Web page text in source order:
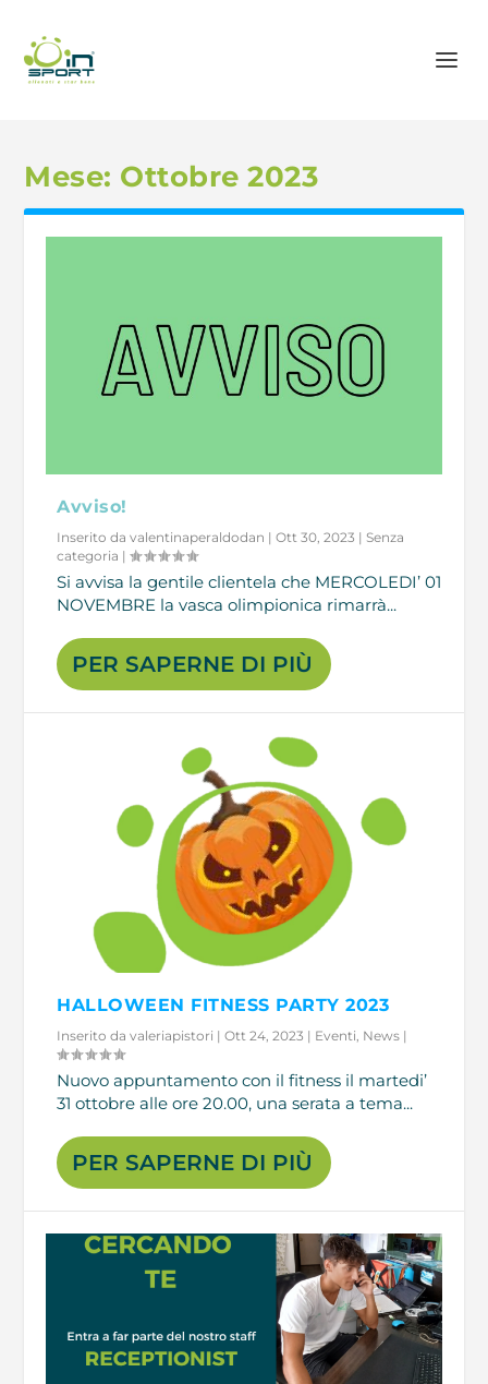
Mese: Ottobre 2023
Avviso!
Inserito davalentinaperaldodan |Ott 30, 2023 |Senza
categoria |
Si avvisa la gentile clientela che MERCOLEDI’ 01
NOVEMBRE la vasca olimpionica rimarrà...
PER SAPERNE DI PIÙ
HALLOWEEN FITNESS PARTY 2023
Inserito davaleriapistori |Ott 24, 2023 | Eventi News |
Nuovo appuntamento con il fitness il martedi’
31 ottobre alle ore 20.00, una serata a tema...
PER SAPERNE DI PIÙ